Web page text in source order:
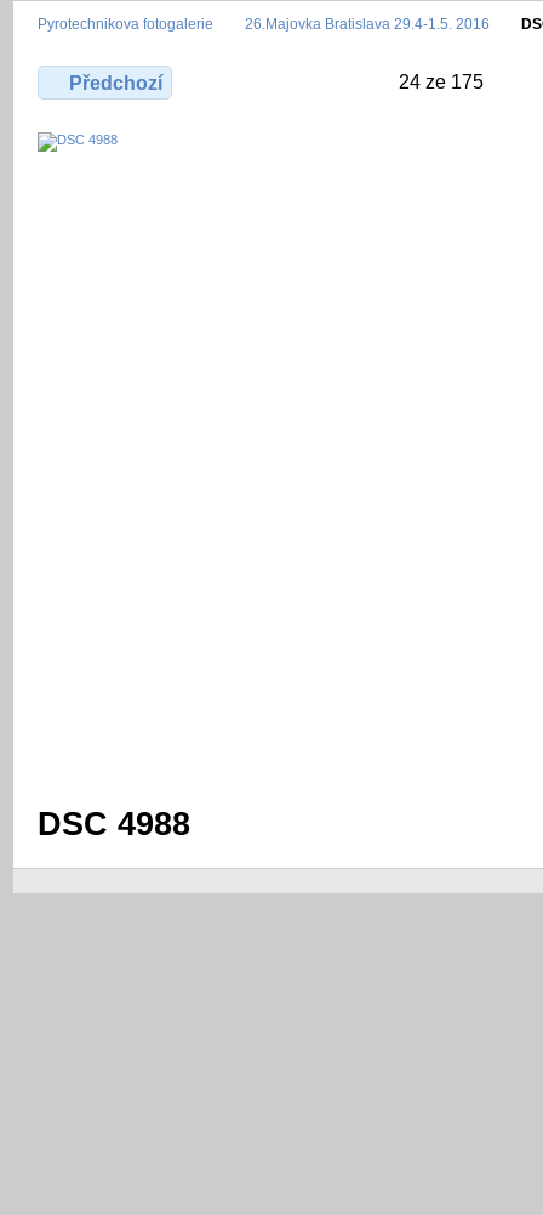
Pyrotechnikova fotogalerie 26.Majovka Bratislava 29.4-1.5. 2016
Předchozí 24 ze 175
DSC 4988